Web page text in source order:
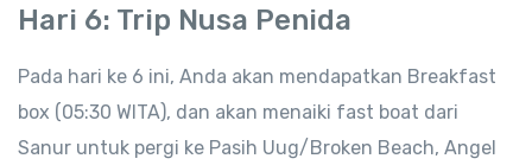
Hari 6: Trip Nusa Penida
Pada hari ke 6 ini, Anda akan mendapatkan Breakfast
box (05:30 WITA), dan akan menaiki fast boat dari
Sanur untuk pergi ke Pasih Uug/Broken Beach, Angel